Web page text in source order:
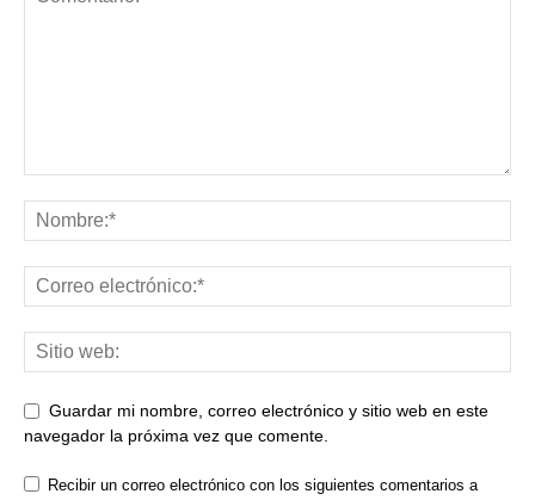
Guardar mi nombre, correo electrónico y sitio web en este
navegador la próxima vez que comente.
Recibir un correo electrónico con los siguientes comentarios a